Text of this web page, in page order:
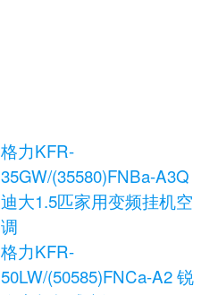
格力KFR-
35GW/(35580)FNBa-A3Q
迪大1.5匹家用变频挂机空
调
格力KFR-
50LW/(50585)FNCa-A2 锐